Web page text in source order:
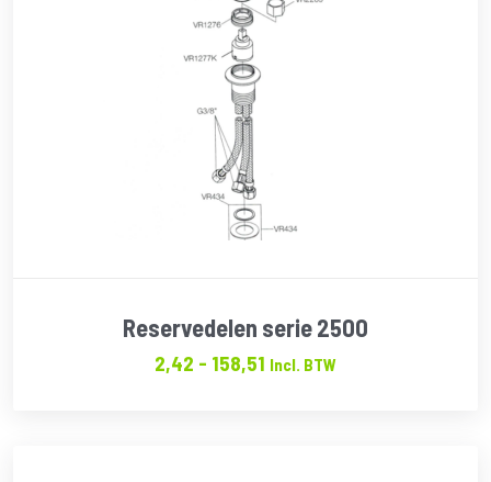
Reservedelen serie 2500
2,42 - 158,51 Prijsklasse:
Incl. BTW